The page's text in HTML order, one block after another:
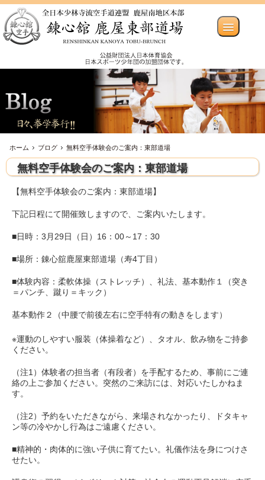
ホーム ブログ 無料空手体験会のご案内：東部道場
無料空手体験会のご案内：東部道場
【無料空手体験会のご案内：東部道場】
下記日程にて開催致しますので、ご案内いたします。
■日時：3月29日（日）16：00～17：30
■場所：錬心舘鹿屋東部道場（寿4丁目）
■体験内容：柔軟体操（ストレッチ）、礼法、基本動作１（突き
＝パンチ、蹴り＝キック）
基本動作２（中腰で前後左右に空手特有の動きをします）
※運動のしやすい服装（体操着など）、タオル、飲み物をご持参
ください。
（注1）体験者の担当者（有段者）を手配するため、事前にご連
絡の上ご参加ください。突然のご来訪には、対応いたしかねま
す。
（注2）予約をいただきながら、来場されなかったり、ドタキャ
ン等の冷やかし行為はご遠慮ください。
■精神的・肉体的に強い子供に育てたい。礼儀作法を身につけさ
せたい。